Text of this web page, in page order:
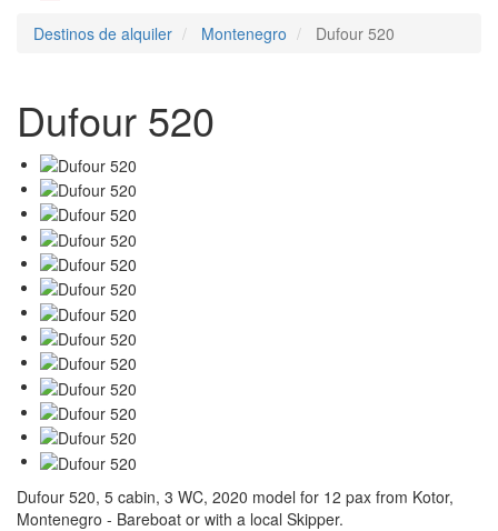
Destinos de alquiler Montenegro Dufour 520
Dufour 520
Dufour 520, 5 cabin, 3 WC, 2020 model for 12 pax from Kotor,
Montenegro - Bareboat or with a local Skipper.